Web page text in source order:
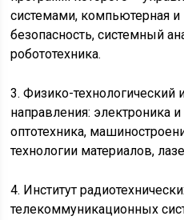
системами, компьютерная
безопасность, системный
робототехника.
3. Физико-технологический
направления: электроника
оптотехника,
технологии материалов,
4. Институт
телекоммуникационных